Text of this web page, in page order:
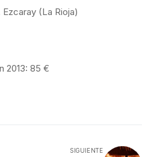
(La Rioja)
2013: 85 €
SIGUIENTE